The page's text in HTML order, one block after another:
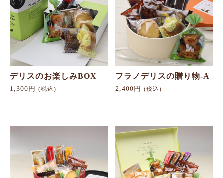
デリスのお楽しみBOX
1,300円 (税込)
フラノデリスの贈り物-A
2,400円 (税込)
お買い物を続ける カートへ進む